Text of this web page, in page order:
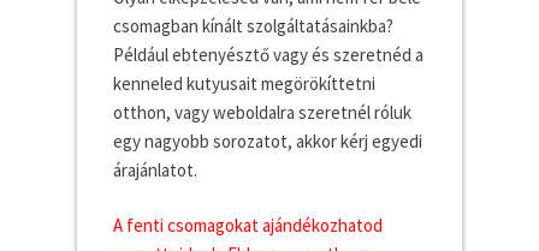
csomagban kínált szolgáltatásainkba?
Például ebtenyésztő vagy és szeretnéd a
kenneled kutyusait megörökíttetni
otthon, vagy weboldalra szeretnél róluk
egy nagyobb sorozatot, akkor kérj egyedi
árajánlatot.
A fenti csomagokat ajándékozhatod